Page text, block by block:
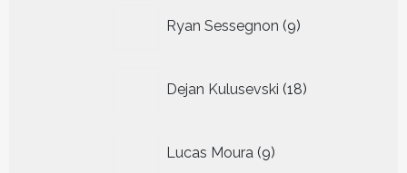
Ryan Sessegnon 9
producten
Dejan Kulusevski 18
producten
Lucas Moura 9
producten